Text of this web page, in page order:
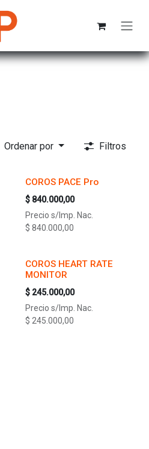
Ordenar por
Filtros
COROS PACE Pro
$ 840.000,00
Precio s/Imp. Nac.
$ 840.000,00
COROS HEART RATE
MONITOR
$ 245.000,00
Precio s/Imp. Nac.
$ 245.000,00